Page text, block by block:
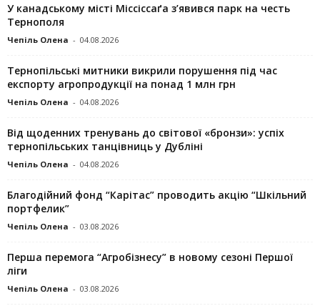
У канадському місті Міссіссаґа з’явився парк на честь
Тернополя
Чепіль Олена - 04.08.2026
Тернопільські митники викрили порушення під час
експорту агропродукції на понад 1 млн грн
Чепіль Олена - 04.08.2026
Від щоденних тренувань до світової «бронзи»: успіх
тернопільських танцівниць у Дубліні
Чепіль Олена - 04.08.2026
Благодійний фонд “Карітас” проводить акцію “Шкільний
портфелик”
Чепіль Олена - 03.08.2026
Перша перемога “Агробізнесу” в новому сезоні Першої
ліги
Чепіль Олена - 03.08.2026